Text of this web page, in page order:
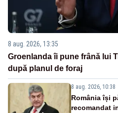
8 aug. 2026, 13:35
Groenlanda îi pune frână lui
după planul de foraj
8 aug. 2026, 10:38
România își
recomandat